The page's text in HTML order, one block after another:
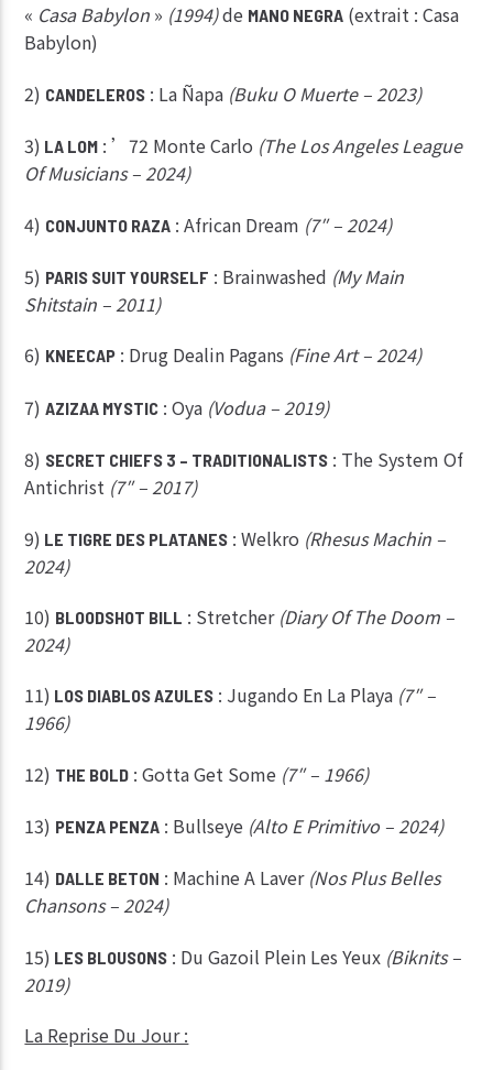
« Casa Babylon » (1994)de MANO NEGRA (extrait : Casa
Babylon)
2) CANDELEROS : La Ñapa (Buku O Muerte – 2023)
3) LA LOM : ’72 Monte Carlo (The Los Angeles League
Of Musicians – 2024)
4) CONJUNTO RAZA : African Dream (7″ – 2024)
5) PARIS SUIT YOURSELF : Brainwashed (My Main
Shitstain – 2011)
6) KNEECAP : Drug Dealin Pagans (Fine Art – 2024)
7)AZIZAA MYSTIC : Oya (Vodua – 2019)
8) SECRET CHIEFS 3 – TRADITIONALISTS : The System Of
Antichrist (7″ – 2017)
9) LE TIGRE DES PLATANES : Welkro (Rhesus Machin –
2024)
10) BLOODSHOT BILL : Stretcher (Diary Of The Doom –
2024)
11) LOS DIABLOS AZULES : Jugando En La Playa (7″ –
1966)
12) THE BOLD : Gotta Get Some (7″ – 1966)
13) PENZA PENZA : Bullseye (Alto E Primitivo – 2024)
14) DALLE BETON : Machine A Laver(Nos Plus Belles
Chansons – 2024)
15) LES BLOUSONS : Du Gazoil Plein Les Yeux (Biknits –
2019)
La Reprise Du Jour :